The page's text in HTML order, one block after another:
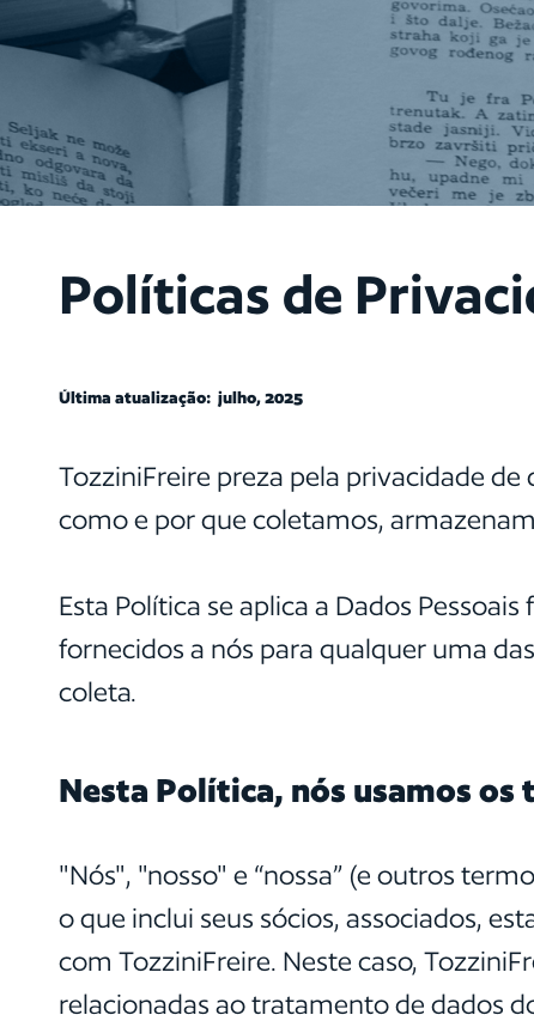
Políticas de
Última atualização: julho, 2025
TozziniFreire preza pela privacidade de
como e por que coletamos,
Esta Política se aplica a Dados
fornecidos a nós para qualquer uma
coleta.
Nesta Política, nós usamos os
"Nós", "nosso" e “nossa” (e outros
o que inclui seus sócios, associados,
com TozziniFreire. Neste caso,
relacionadas ao tratamento de dados